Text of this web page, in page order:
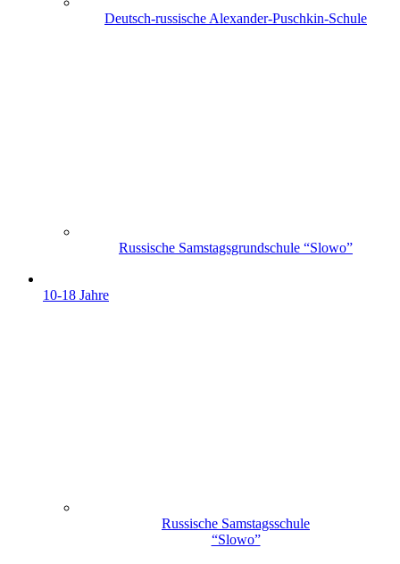
Deutsch-russische Alexander-Puschkin-Schule
Russische Samstagsgrundschule “Slowo”
10-18 Jahre
Russische Samstagsschule
“Slowo”